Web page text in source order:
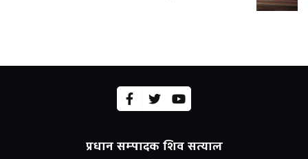
प्रधान सम्पादक शिव सत्याल